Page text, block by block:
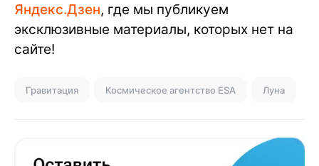
Яндекс.Дзен, где мы публикуем
эксклюзивные материалы, которых нет на
сайте!
Гравитация Космическое агентство ESA Луна